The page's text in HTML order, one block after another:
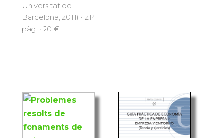
Universitat de
Barcelona, 2011) · 214
pàg. · 20 €